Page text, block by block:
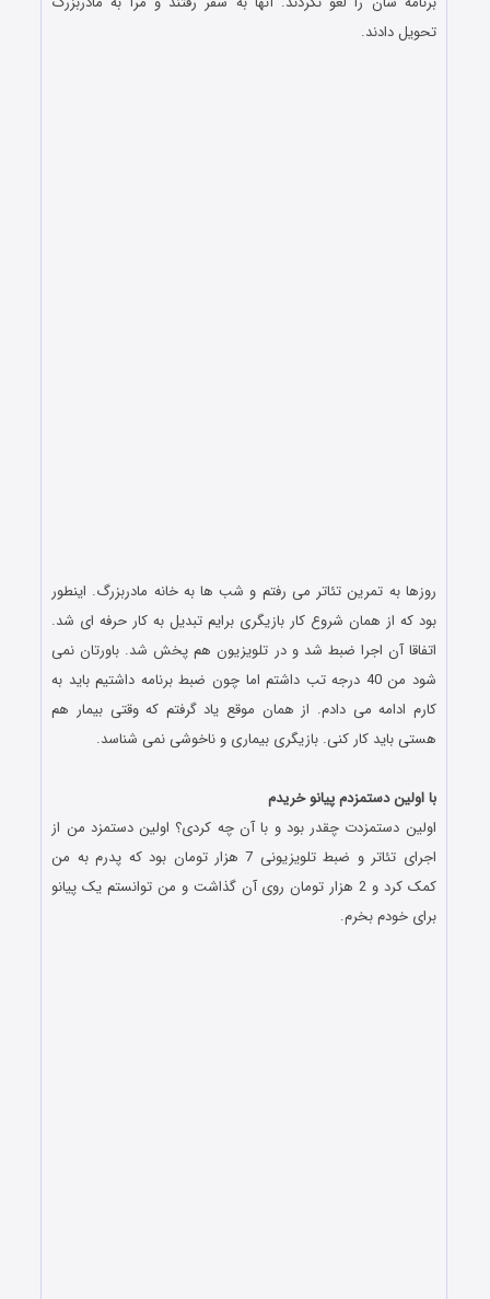
تحویل دادند.
روزها به تمرین تئاتر می رفتم و شب ها به خانه مادربزرگ. اینطور
بود که از همان شروع کار بازیگری برایم تبدیل به کار حرفه ای شد.
اتفاقا آن اجرا ضبط شد و در تلویزیون هم پخش شد. باورتان نمی
شود من 40 درجه تب داشتم اما چون ضبط برنامه داشتیم باید به
کارم ادامه می دادم. از همان موقع یاد گرفتم که وقتی بیمار هم
هستی باید کار کنی. بازیگری بیماری و ناخوشی نمی شناسد.
با اولین دستمزدم پیانو خریدم
اولین دستمزدت چقدر بود و با آن چه کردی؟ اولین دستمزد من از
اجرای تئاتر و ضبط تلویزیونی 7 هزار تومان بود که پدرم به من
کمک کرد و 2 هزار تومان روی آن گذاشت و من توانستم یک پیانو
برای خودم بخرم.